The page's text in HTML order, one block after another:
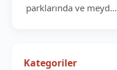
parklarında ve meyd...
Kategoriler